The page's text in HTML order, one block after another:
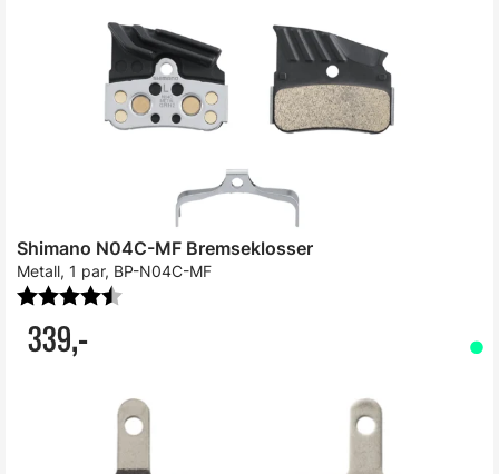
Shimano N04C-MF Bremseklosser
Metall, 1 par, BP-N04C-MF
339,-
Karakter: